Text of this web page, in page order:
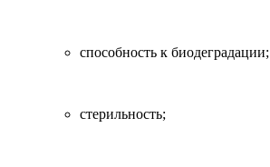
способность к биодеградации;
стерильность;